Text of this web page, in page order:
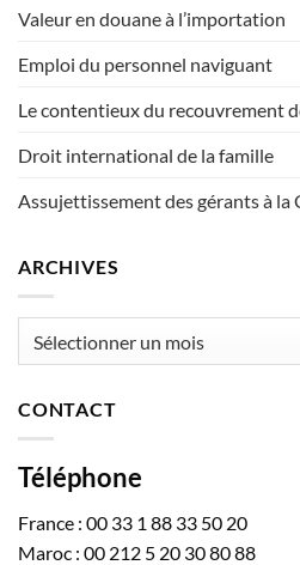
Valeur en douane à l’importation
Emploi du personnel naviguant
Le contentieux du recouvrement
Droit international de la famille
Assujettissement des gérants à la
ARCHIVES
CONTACT
Téléphone
France : 00 33 1 88 33 50 20
Maroc : 00 212 5 20 30 80 88